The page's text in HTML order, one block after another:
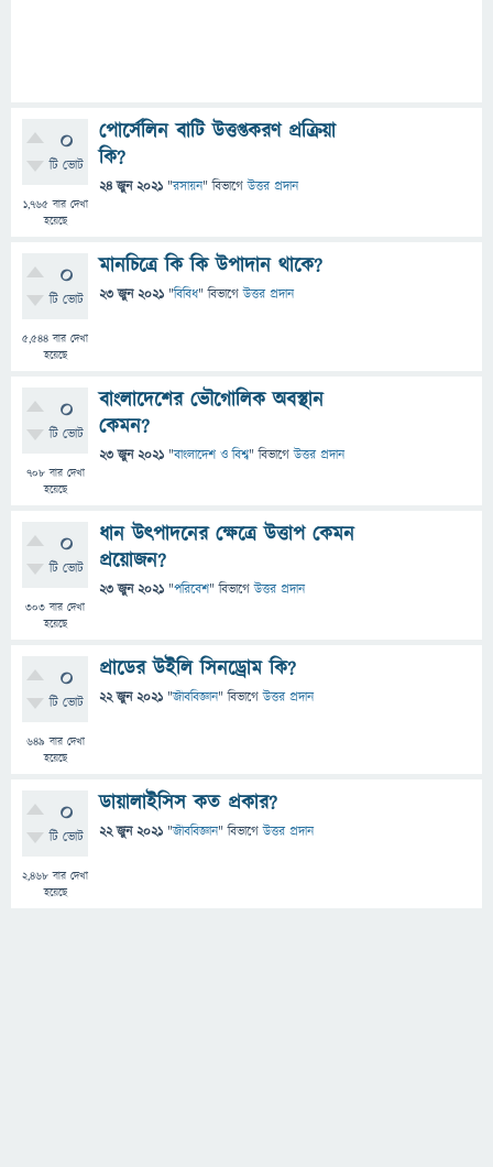
0
টি ভোট
1,765বার দেখা
হয়েছে
পোর্সেলিন বাটি উত্তপ্তকরণ প্রক্রিয়া
কি?
24 জুন 2021 "রসায়ন" বিভাগে উত্তর প্রদান
0
টি ভোট
5,544 বার দেখা
হয়েছে
মানচিত্রে কি কি উপাদান থাকে?
23 জুন 2021 "বিবিধ" বিভাগে উত্তর প্রদান
0
টি ভোট
708বার দেখা
হয়েছে
বাংলাদেশের ভৌগোলিক অবস্থান
কেমন?
23 জুন 2021 "বাংলাদেশ ও বিশ্ব" বিভাগে উত্তর প্রদান
0
টি ভোট
303 বার দেখা
হয়েছে
ধান উৎপাদনের ক্ষেত্রে উত্তাপ কেমন
প্রয়োজন?
23 জুন 2021 "পরিবেশ" বিভাগে উত্তর প্রদান
0
টি ভোট
649 বার দেখা
হয়েছে
প্রাডের উইলি সিনড্রোম কি?
22 জুন 2021 "জীববিজ্ঞান" বিভাগে উত্তর প্রদান
0
টি ভোট
2,468 বার দেখা
হয়েছে
ডায়ালাইসিস কত প্রকার?
22 জুন 2021 "জীববিজ্ঞান" বিভাগে উত্তর প্রদান